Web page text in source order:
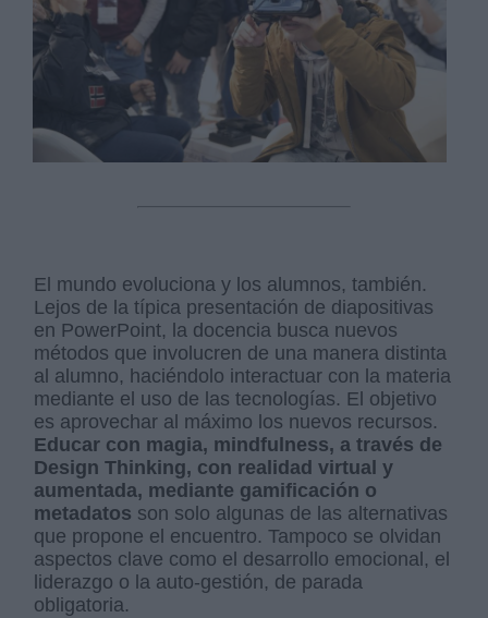
El mundo evoluciona y los alumnos, también.
Lejos de la típica presentación de diapositivas
en PowerPoint, la docencia busca nuevos
métodos que involucren de una manera distinta
al alumno, haciéndolo interactuar con la materia
mediante el uso de las tecnologías. El objetivo
es aprovechar al máximo los nuevos recursos.
Educar con magia, mindfulness, a través de
Design Thinking, con realidad virtual y
aumentada, mediante gamificación o
metadatos son solo algunas de las alternativas
que propone el encuentro. Tampoco se olvidan
aspectos clave como el desarrollo emocional, el
liderazgo o la auto-gestión, de parada
obligatoria.